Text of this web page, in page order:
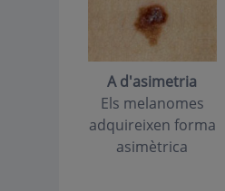
A d'asimetria
Els melanomes
adquireixen forma
asimètrica